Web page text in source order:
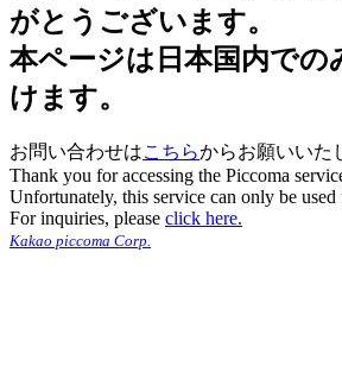
がとうございます。
本ページは日本国内での
けます。
お問い合わせはこちらからお願いいた
Thank you for accessing the Piccoma
Unfortunately, this service can only be used
For inquiries, please click here.
Kakao piccoma Corp.